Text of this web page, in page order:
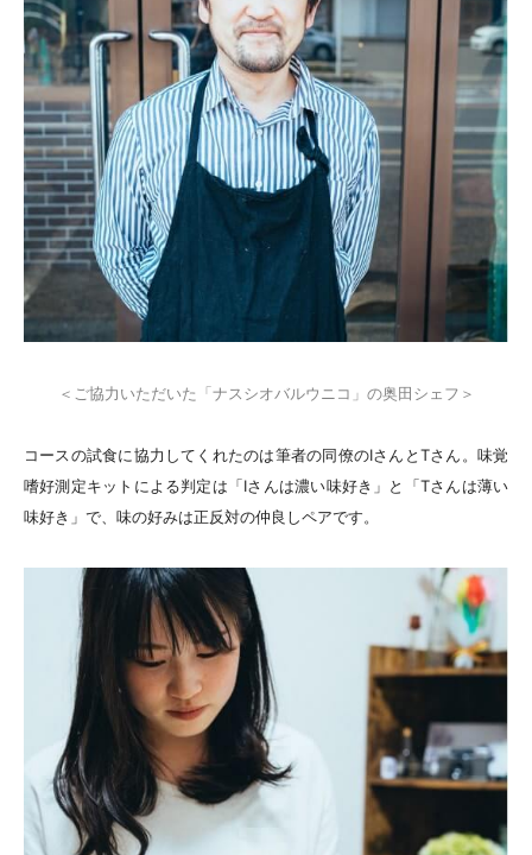
＜ご協力いただいた「ナスシオバルウニコ」の奥田シェフ＞
コースの試食に協力してくれたのは筆者の同僚のIさんとTさん。味覚
嗜好測定キットによる判定は「Iさんは濃い味好き」と「Tさんは薄い
味好き」で、味の好みは正反対の仲良しペアです。